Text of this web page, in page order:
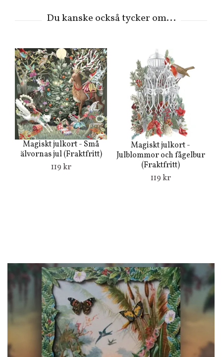
Magiskt julkort - Små
älvornas jul (Fraktfritt)
119 kr
Magiskt julkort -
Julblommor och fågelbur
(Fraktfritt)
119 kr